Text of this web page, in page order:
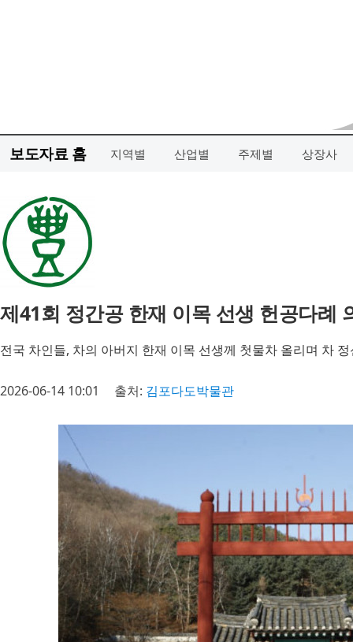
보도자료 홈 지역별 산업별 주제별 상장사
제41회 정간공 한재 이목 선생 헌공다례
전국 차인들, 차의 아버지 한재 이목 선생께 첫물차 올리며 차
2026-06-14 10:01 출처: 김포다도박물관